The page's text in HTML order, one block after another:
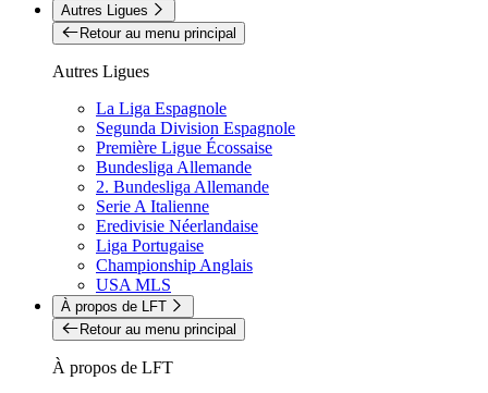
Autres Ligues
Retour au menu principal
Autres Ligues
La Liga Espagnole
Segunda Division Espagnole
Première Ligue Écossaise
Bundesliga Allemande
2. Bundesliga Allemande
Serie A Italienne
Eredivisie Néerlandaise
Liga Portugaise
Championship Anglais
USA MLS
À propos de LFT
Retour au menu principal
À propos de LFT